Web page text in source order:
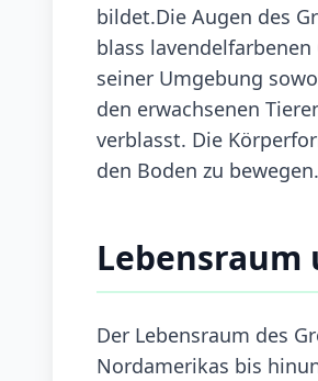
bildet.Die Augen des
blass
seiner Umgebung
den erwachsenen
verblasst. Die
den Boden zu bewegen.
Der Lebensraum des
Nordamerikas bis